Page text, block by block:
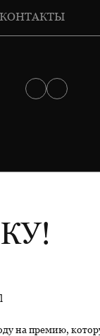
КОНТАКТЫ
на премию,